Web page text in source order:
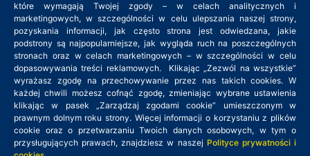
które wymagają Twojej zgody – w celach analitycznych i
marketingowych, w szczególności w celu ulepszania naszej strony,
pozyskania informacji, jak często strona jest odwiedzana, jakie
podstrony są najpopularniejsze, jak wygląda ruch na poszczególnych
stronach oraz w celach marketingowych – w szczególności w celu
dopasowywania treści reklamowych. Klikając „Zezwól na wszystkie”
wyrażasz zgodę na przechowywanie przez nas takich cookies. W
każdej chwili możesz cofnąć zgodę, zmieniając wybrane ustawienia
klikając w pasek „Zarządzaj zgodami cookie” umieszczonym w
prawnym dolnym roku strony. Więcej informacji o korzystaniu z plików
cookie oraz o przetwarzaniu Twoich danych osobowych, w tym o
przysługujących prawach, znajdziesz w naszej Polityce prywatności i
ul. Zielone Zacisze 11B
03-294 Warszawa
tel. 22 379 45 45
kwatera@amwkwatera.pl
Godziny pracy: 8:00 – 16:00